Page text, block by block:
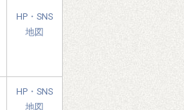
HP・SNS
地図
HP・SNS
地図